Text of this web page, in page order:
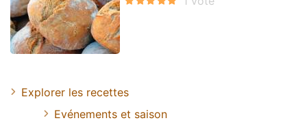
Explorer les recettes
Evénements et saison